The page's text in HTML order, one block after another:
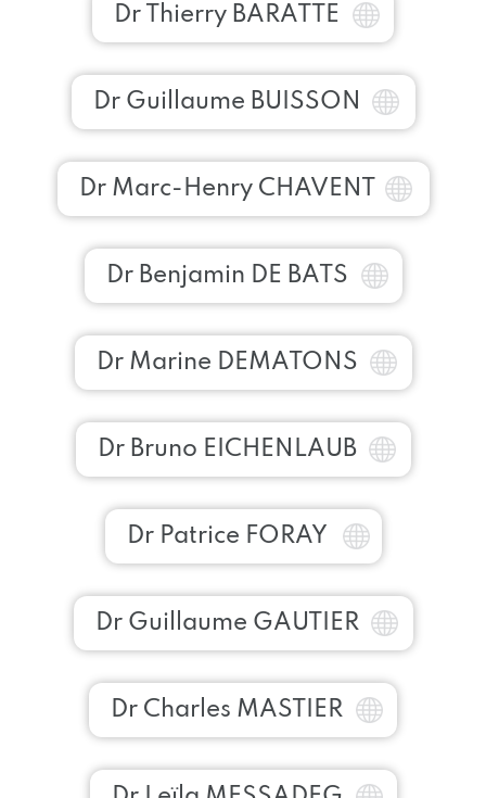
Dr Thierry BARATTE
Dr Guillaume BUISSON
Dr Marc-Henry CHAVENT
Dr Benjamin DE BATS
Dr Marine DEMATONS
Dr Bruno EICHENLAUB
Dr Patrice FORAY
Dr Guillaume GAUTIER
Dr Charles MASTIER